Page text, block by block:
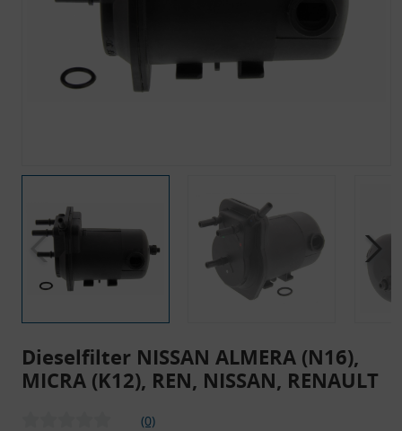
Dieselfilter NISSAN ALMERA (N16),
MICRA (K12), REN, NISSAN, RENAULT
(0)